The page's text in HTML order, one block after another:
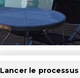
Lancer le